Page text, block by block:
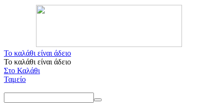
Το καλάθι είναι άδειο
Το καλάθι είναι άδειο
Στο Καλάθι
Ταμείο